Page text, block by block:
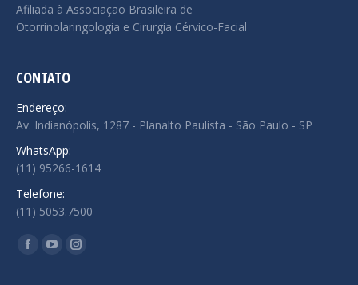
Afiliada à Associação Brasileira de
Otorrinolaringologia e Cirurgia Cérvico-Facial
CONTATO
Endereço:
Av. Indianópolis, 1287 - Planalto Paulista - São Paulo - SP
WhatsApp:
(11) 95266-1614
Telefone:
(11) 5053.7500
Encontre-nos em:
Facebook
YouTubeInstagram